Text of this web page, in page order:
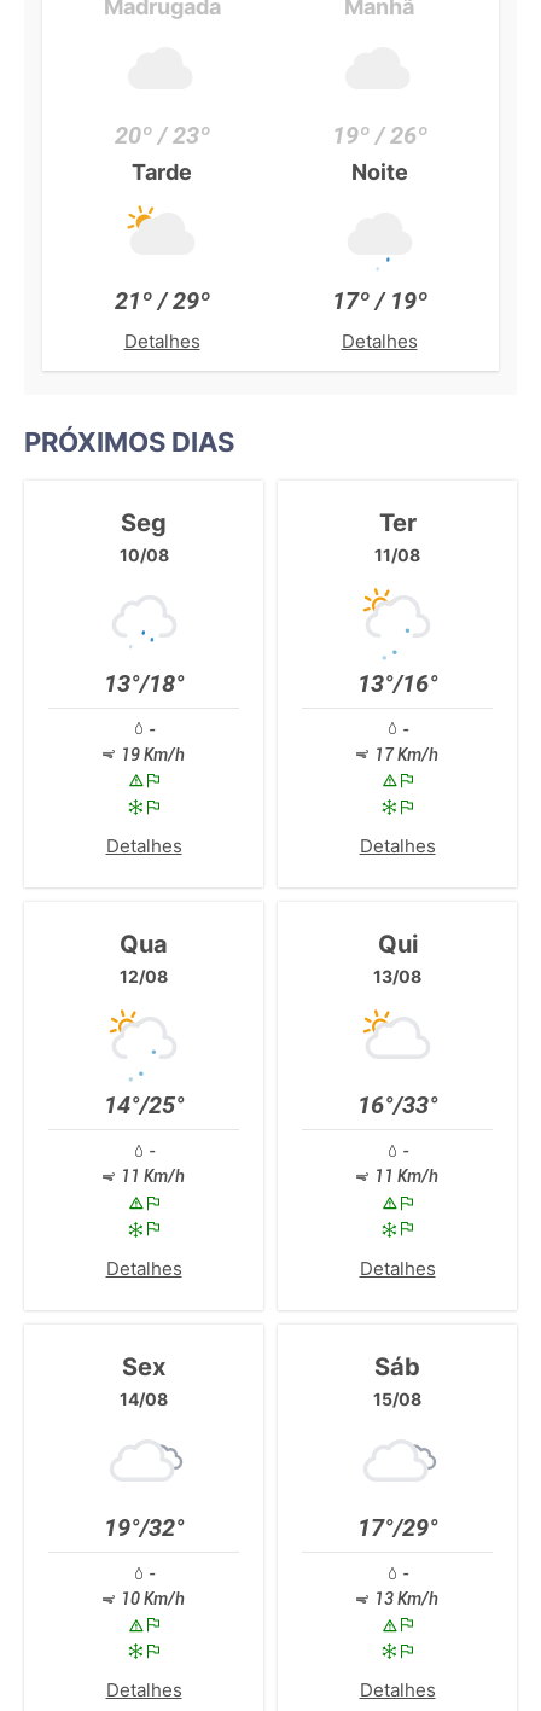
Madrugada
20º / 23º
Manhã
19º / 26º
Tarde
21º / 29º
Detalhes
Noite
17º / 19º
Detalhes
PRÓXIMOS DIAS
Seg
10/08
13°/18°
-
19 Km/h
Detalhes
Ter
11/08
13°/16°
-
17 Km/h
Detalhes
Qua
12/08
14°/25°
-
11 Km/h
Detalhes
Qui
13/08
16°/33°
-
11 Km/h
Detalhes
Sex
14/08
19°/32°
-
10 Km/h
Detalhes
Sáb
15/08
17°/29°
-
13 Km/h
Detalhes